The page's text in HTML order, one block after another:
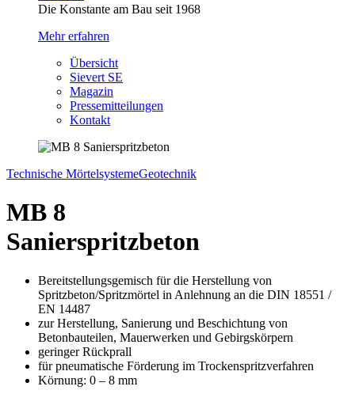
Die Konstante am Bau seit 1968
Mehr erfahren
Übersicht
Sievert SE
Magazin
Pressemitteilungen
Kontakt
Technische MörtelsystemeGeotechnik
MB 8
Sanierspritzbeton
Bereitstellungsgemisch für die Herstellung von
Spritzbeton/Spritzmörtel in Anlehnung an die DIN 18551 /
EN 14487
zur Herstellung, Sanierung und Beschichtung von
Betonbauteilen, Mauerwerken und Gebirgskörpern
geringer Rückprall
für pneumatische Förderung im Trockenspritzverfahren
Körnung: 0 – 8 mm